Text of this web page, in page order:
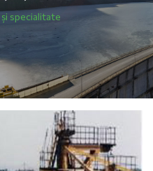
specialitate